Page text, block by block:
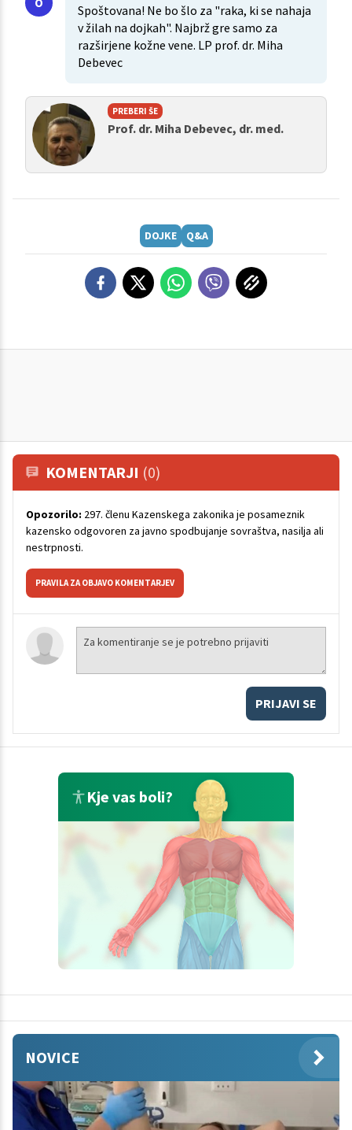
Spoštovana! Ne bo šlo za "raka, ki se nahaja
v žilah na dojkah". Najbrž gre samo za
razširjene kožne vene. LP prof. dr. Miha
Debevec
PREBERI ŠE
Prof. dr. Miha Debevec, dr. med.
DOJKE Q&A
KOMENTARJI (0)
Opozorilo: 297. členu Kazenskega zakonika je posameznik
kazensko odgovoren za javno spodbujanje sovraštva, nasilja ali
nestrpnosti.
PRAVILA ZA OBJAVO KOMENTARJEV
PRIJAVI SE
Kje vas boli?
NOVICE